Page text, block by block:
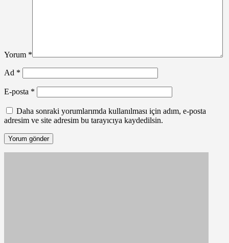
Yorum *
Ad *
E-posta *
Daha sonraki yorumlarımda kullanılması için adım, e-posta
adresim ve site adresim bu tarayıcıya kaydedilsin.